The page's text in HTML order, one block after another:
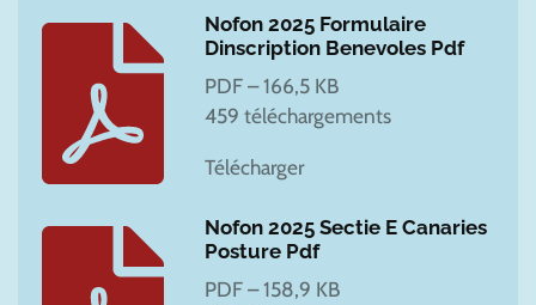
Nofon 2025 Formulaire
Dinscription Benevoles Pdf
PDF – 166,5 KB
459 téléchargements
Télécharger
Nofon 2025 Sectie E Canaries
Posture Pdf
PDF – 158,9 KB